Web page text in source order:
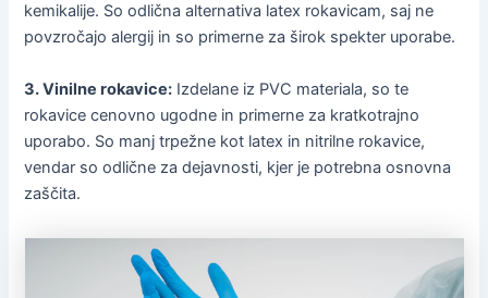
kemikalije. So odlična alternativa latex rokavicam, saj ne
povzročajo alergij in so primerne za širok spekter uporabe.
3. Vinilne rokavice: Izdelane iz PVC materiala, so te
rokavice cenovno ugodne in primerne za kratkotrajno
uporabo. So manj trpežne kot latex in nitrilne rokavice,
vendar so odlične za dejavnosti, kjer je potrebna osnovna
zaščita.